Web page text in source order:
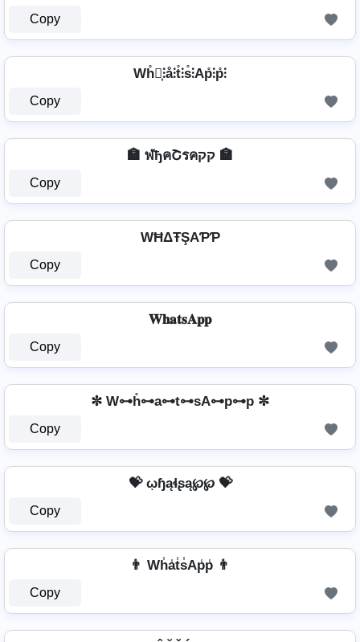
Copy
Wh̊⫶͎⫶å⫶t̊⫶s̊⫶Ap̊⫶p̊⫶
Copy
🏣 ฬђคՇรคקק 🏣
Copy
WĦΔŦŞAƤƤ
Copy
𝐖𝐡𝐚𝐭𝐬𝐀𝐩𝐩
Copy
✼ W⊶h̊⊶a⊶t⊶sA⊶p⊶p ✼
Copy
💝 ῳɧąɬʂą℘℘ 💝
Copy
👨 Wh̾a̾t̾s̾Ap̾p̾ 👨
Copy